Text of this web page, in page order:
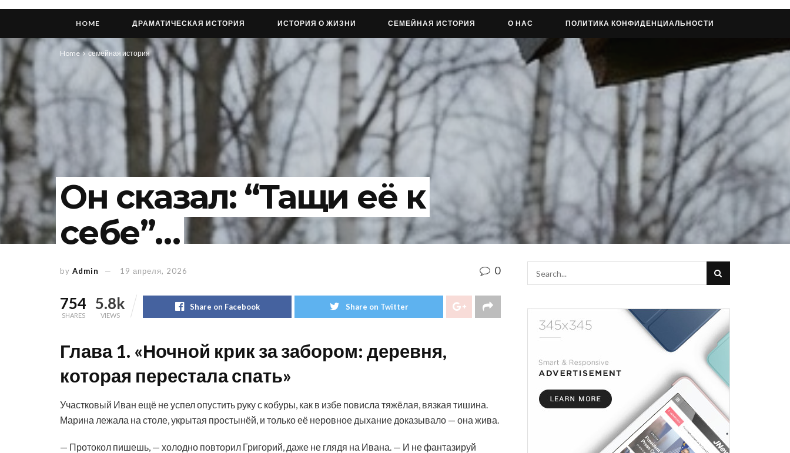
HOME ДРАМАТИЧЕСКАЯ ИСТОРИЯ ИСТОРИЯ О ЖИЗНИ СЕМЕЙНАЯ ИСТОРИЯ О НАС ПОЛИТИКА КОНФИДЕНЦИАЛЬНОСТИ
Home семейная история
Он сказал: “Тащи её к
себе”…
by Admin 19 апреля, 2026 0
754
SHARES
5.8k
VIEWS
Share on Facebook Share on Twitter
Глава 1. «Ночной крик за забором: деревня,
которая перестала спать»
Участковый Иван ещё не успел опустить руку с кобуры, как в избе повисла тяжёлая, вязкая тишина.
Марина лежала на столе, укрытая простынёй, и только её неровное дыхание доказывало — она жива.
— Протокол пишешь, — холодно повторил Григорий, даже не глядя на Ивана. — И не фантазируй